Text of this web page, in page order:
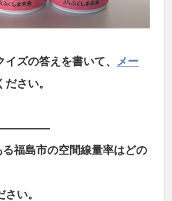
ズの答えを書いて、
メー
さい。
福島市の空間線量率はどの
い。